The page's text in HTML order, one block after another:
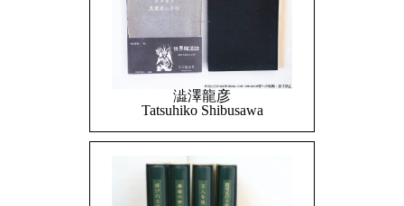
澁澤龍彦
Tatsuhiko Shibusawa